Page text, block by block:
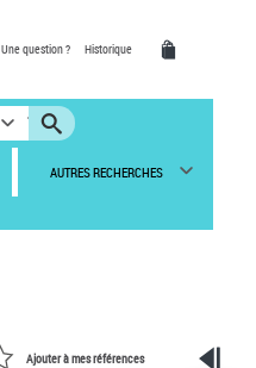
Une question ? Historique
AUTRES RECHERCHES
Ajouter à mes références